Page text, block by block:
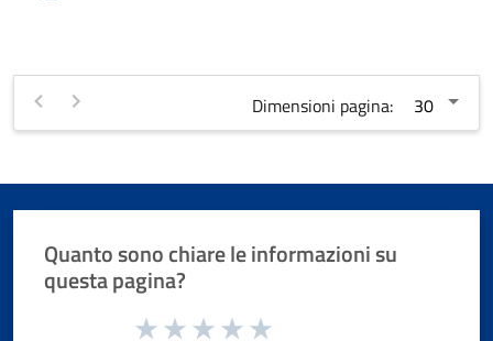
Dimensioni pagina:
Quanto sono chiare le informazioni su
questa pagina?
Valuta da 1 a 5 stelle la pagina